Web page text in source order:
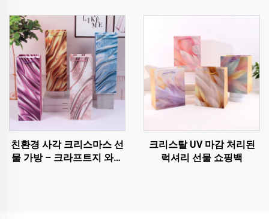
친환경 사각 크리스마스 선
물 가방 – 크라프트지 와인
크리스탈 UV 마감 처리된
럭셔리 선물 쇼핑백